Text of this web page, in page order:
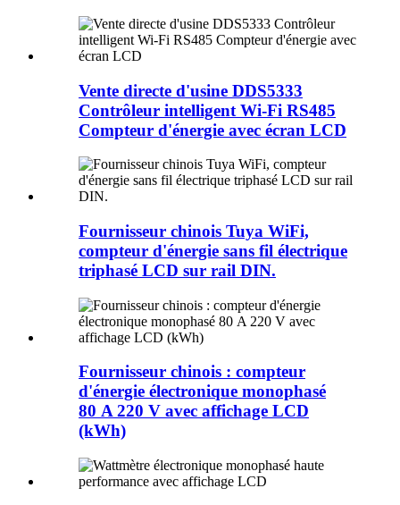
Vente directe d'usine DDS5333
Contrôleur intelligent Wi-Fi RS485
Compteur d'énergie avec écran LCD
Fournisseur chinois Tuya WiFi,
compteur d'énergie sans fil électrique
triphasé LCD sur rail DIN.
Fournisseur chinois : compteur
d'énergie électronique monophasé
80 A 220 V avec affichage LCD
(kWh)